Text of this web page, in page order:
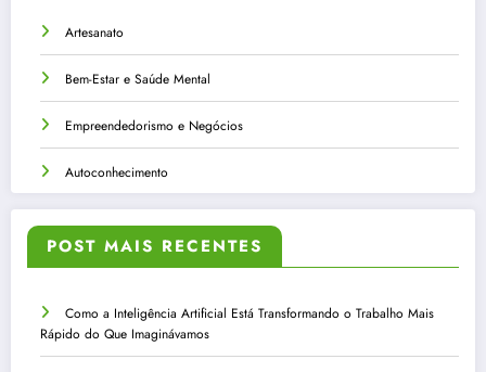
Artesanato
Bem-Estar e Saúde Mental
Empreendedorismo e Negócios
Autoconhecimento
POST MAIS RECENTES
Como a Inteligência Artificial Está Transformando o Trabalho Mais
Rápido do Que Imaginávamos